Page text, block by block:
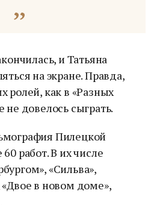
и Татьяна
на экране. Правда,
ролей, как в «Разных
не довелось сыграть.
Пилецкой
работ. В их числе
«Сильва»,
в новом доме»,